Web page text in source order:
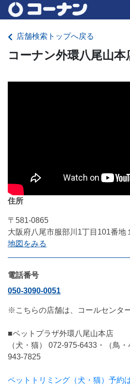
店舗検索トップへ戻る
コーナン外環八尾山本
住所
〒581-0865
大阪府八尾市服部川1丁目101番地１
地図をみる
電話番号
050-3090-0051
※こちらの店舗は、コールセンタ
■ペットプラザ外環八尾山本店
（犬・猫） 072-975-6433・（鳥
943-7825
ペットトリミング（犬・猫）予約